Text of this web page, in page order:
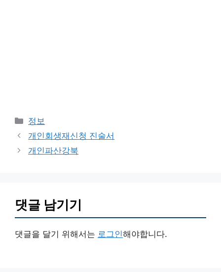
카
테
리
정보
개인회생재신청 진술서
개인파산강북
댓글 남기기
댓글을 달기 위해서는 로그인해야합니다.